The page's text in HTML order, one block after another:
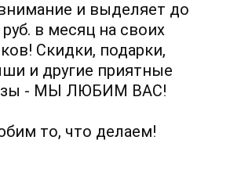
и выделяет до
руб. в месяц на своих
Скидки, подарки,
и другие приятные
- МЫ ЛЮБИМ ВАС!
то, что делаем!